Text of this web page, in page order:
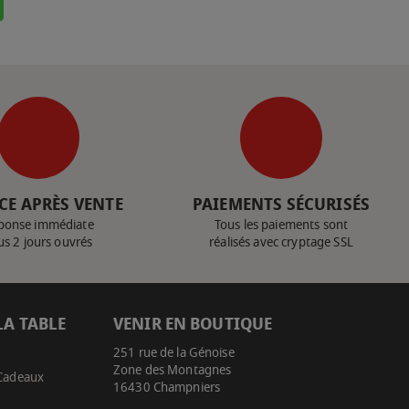
APRÈS VENTE
immédiate
2 jours ouvrés
PAIEMENTS SÉCURISÉS
Tous les paiements sont
réalisés avec cryptage SSL
TABLE VENIR EN BOUTIQUE
251 rue de la Génoise
Zone des Montagnes
16430 Champniers